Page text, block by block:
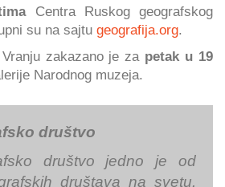
Centra Ruskog geografskog
su na sajtu geografija.org.
zakazano je za petak u 19
Narodnog muzeja.
društvo
društvo jedno je od
društava na svetu.